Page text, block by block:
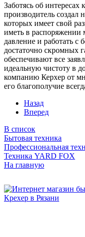
Заботясь об интересах
производитель создал
которых имеет свой
иметь в распоряжении
давление и работать
достаточно скромных
обеспечивают все
идеальную чистоту в
компанию Керхер от
его благополучие
Назад
Вперед
В список
Бытовая техника
Профессиональная
Техника YARD FOX
На главную